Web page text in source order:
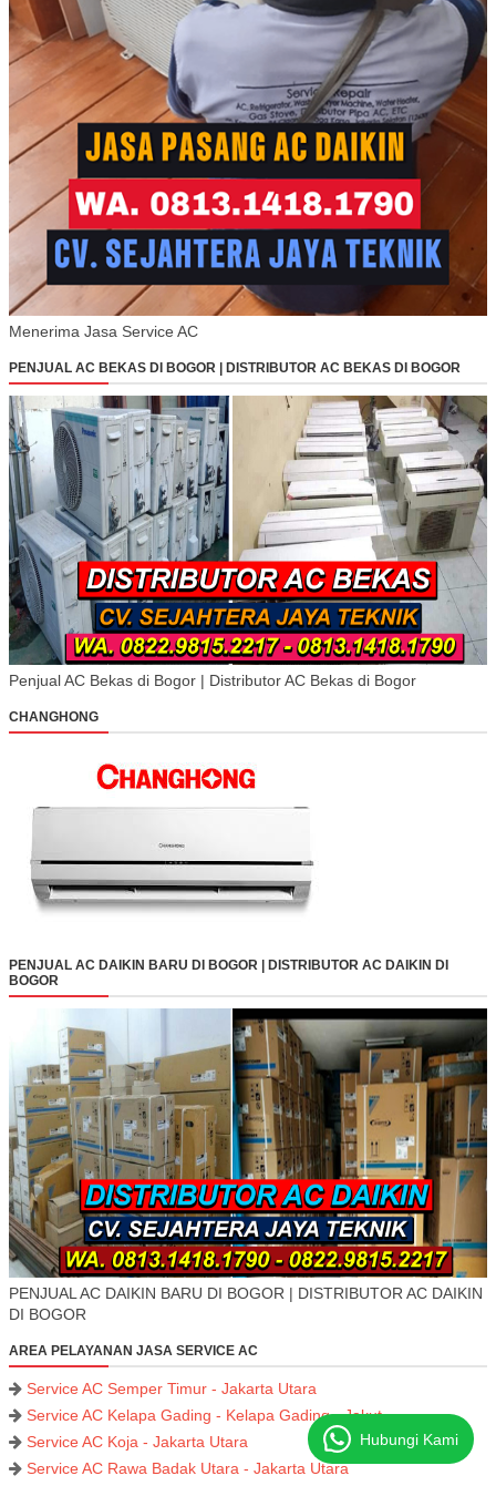
Menerima Jasa Service AC
PENJUAL AC BEKAS DI BOGOR | DISTRIBUTOR AC BEKAS DI BOGOR
Penjual AC Bekas di Bogor | Distributor AC Bekas di Bogor
CHANGHONG
PENJUAL AC DAIKIN BARU DI BOGOR | DISTRIBUTOR AC DAIKIN DI
BOGOR
PENJUAL AC DAIKIN BARU DI BOGOR | DISTRIBUTOR AC DAIKIN
DI BOGOR
AREA PELAYANAN JASA SERVICE AC
Service AC Semper Timur - Jakarta Utara
Service AC Kelapa Gading - Kelapa Gading - Jakut
Service AC Koja - Jakarta Utara
Service AC Rawa Badak Utara - Jakarta Utara
Hubungi Kami